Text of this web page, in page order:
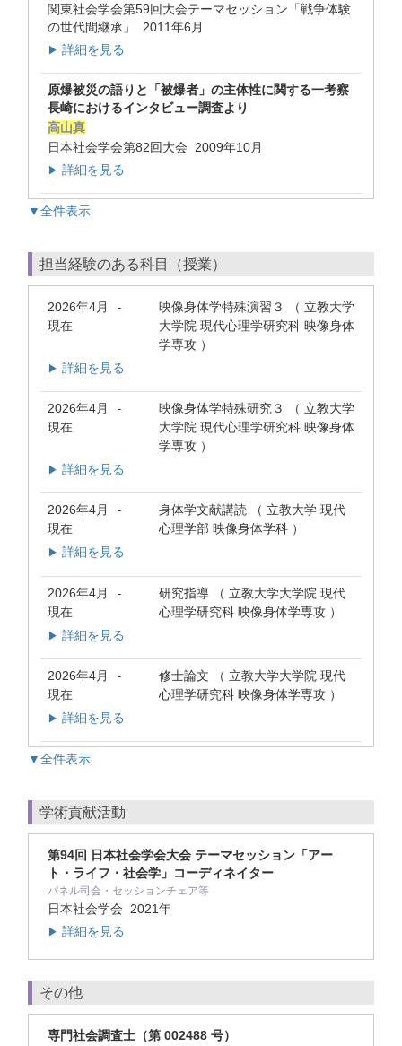
関東社会学会第59回大会テーマセッション「戦争体験
の世代間継承」 2011年6月
▶ 詳細を見る
原爆被災の語りと「被爆者」の主体性に関する一考察
長崎におけるインタビュー調査より
高山真
日本社会学会第82回大会 2009年10月
▶ 詳細を見る
▼全件表示
担当経験のある科目（授業）
2026年4月 -
現在
映像身体学特殊演習３ （ 立教大学
大学院 現代心理学研究科 映像身体
学専攻 ）
▶ 詳細を見る
2026年4月 -
現在
映像身体学特殊研究３ （ 立教大学
大学院 現代心理学研究科 映像身体
学専攻 ）
▶ 詳細を見る
2026年4月 -
現在
身体学文献講読 （ 立教大学 現代
心理学部 映像身体学科 ）
▶ 詳細を見る
2026年4月 -
現在
研究指導 （ 立教大学大学院 現代
心理学研究科 映像身体学専攻 ）
▶ 詳細を見る
2026年4月 -
現在
修士論文 （ 立教大学大学院 現代
心理学研究科 映像身体学専攻 ）
▶ 詳細を見る
▼全件表示
学術貢献活動
第94回 日本社会学会大会 テーマセッション「アー
ト・ライフ・社会学」コーディネイター
パネル司会・セッションチェア等
日本社会学会 2021年
▶ 詳細を見る
その他
専門社会調査士（第 002488 号）